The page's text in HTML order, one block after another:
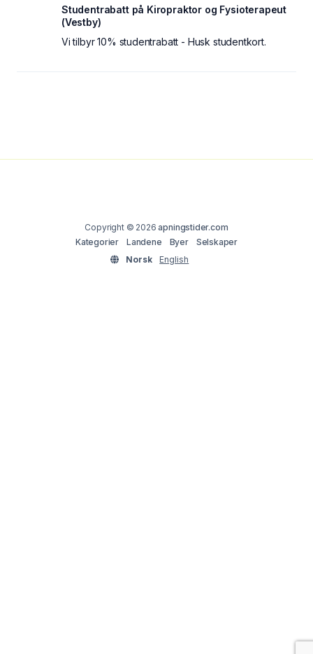
Studentrabatt på Kiropraktor og Fysioterapeut
(Vestby)
Vi tilbyr 10% studentrabatt - Husk studentkort.
Copyright © 2026apningstider.com
Kategorier
Landene Byer
Selskaper
Norsk
English